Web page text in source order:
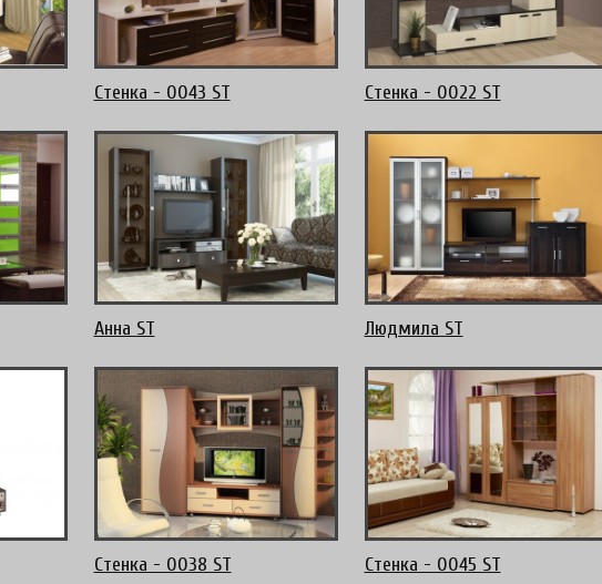
Стенка - 0043 ST Стенка - 0022 ST
Анна ST Людмила ST
Стенка - 0038 ST Стенка - 0045 ST